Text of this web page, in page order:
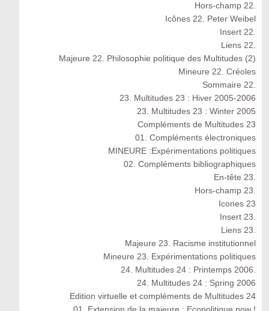
Hors-champ 22.
Icônes 22. Peter Weibel
Insert 22.
Liens 22.
Majeure 22. Philosophie politique des Multitudes (2)
Mineure 22. Créoles
Sommaire 22.
23. Multitudes 23 : Hiver 2005-2006
23. Multitudes 23 : Winter 2005
Compléments de Multitudes 23
01. Compléments électroniques
MINEURE :Expérimentations politiques
02. Compléments bibliographiques
En-tête 23.
Hors-champ 23.
Icones 23
Insert 23.
Liens 23.
Majeure 23. Racisme institutionnel
Mineure 23. Expérimentations politiques
24. Multitudes 24 : Printemps 2006.
24. Multitudes 24 : Spring 2006
Edition virtuelle et compléments de Multitudes 24